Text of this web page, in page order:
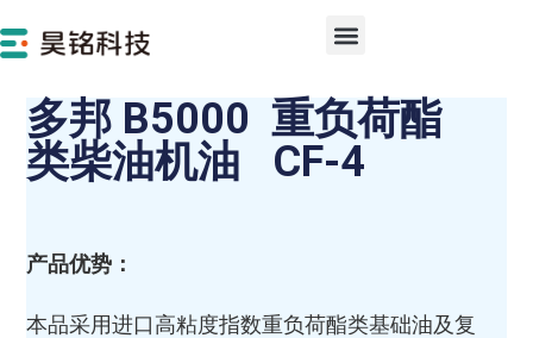
多邦 B5000 重负荷酯
类柴油机油 CF-4
产品优势：
本品采用进口高粘度指数重负荷酯类基础油及复